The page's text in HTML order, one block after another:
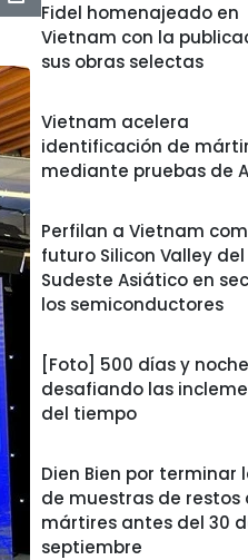
Fidel homenajeado en
Vietnam con la
sus obras selectas
Vietnam acelera
identificación de
mediante pruebas de
Perfilan a Vietnam
futuro Silicon Valley del
Sudeste Asiático en
los semiconductores
[Foto] 500 días y
desafiando las
del tiempo
Dien Bien por terminar
de muestras de restos
mártires antes del 30
septiembre